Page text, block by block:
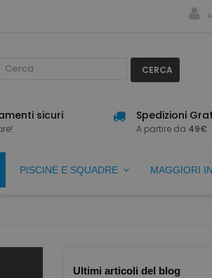
CERCA
sicuri Spedizioni
A partire da 49€
PISCINE E SQUADRE MAGGIORI
Ultimi articoli del blog